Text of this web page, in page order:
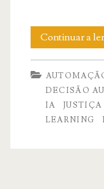
Continuar a
DECISÃO
IA
JUSTIÇA
LEARNING